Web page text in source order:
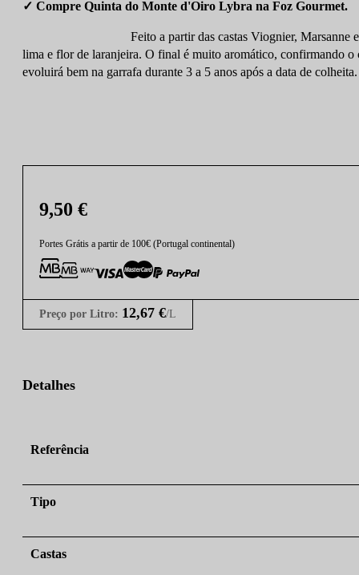
✓ Compre Quinta do Monte d'Oiro Lybra na Foz Gourmet.
Feito a partir das castas Viognier,
lima e flor de laranjeira. O final é muito aromático, confirmando o
evoluirá bem na garrafa durante 3 a 5 anos após a data de colheita.
9,50 €
Portes Grátis a partir de 100€ (Portugal continental)
Preço por Litro: 12,67 €/L
Detalhes
Referência
Tipo
Castas